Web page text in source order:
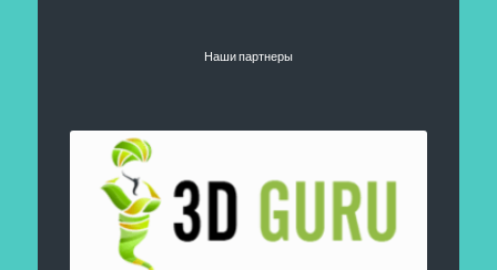
Наши партнеры